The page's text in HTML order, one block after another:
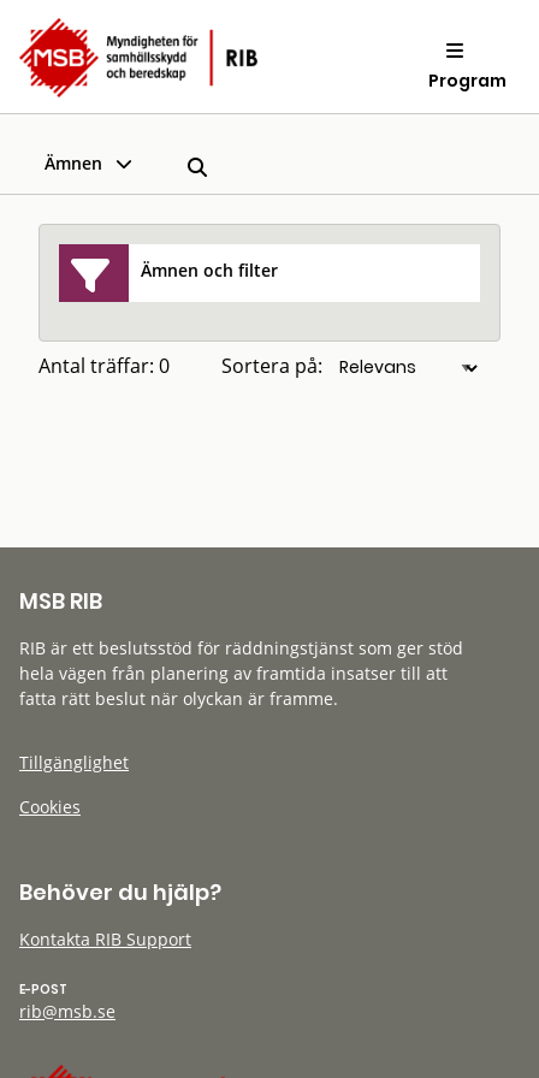
Program
Ämnen
Ämnen och filter
Antal träffar: 0 Sortera på:
MSB RIB
RIB är ett beslutsstöd för räddningstjänst som ger stöd
hela vägen från planering av framtida insatser till att
fatta rätt beslut när olyckan är framme.
Tillgänglighet
Cookies
Behöver du hjälp?
Kontakta RIB Support
E-POST
rib@msb.se